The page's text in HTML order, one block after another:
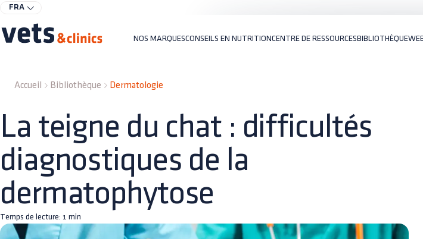
FRA
NOS MARQUESCONSEILS EN NUTRITIONCENTRE DE RESSOURCESBIBLIOTHÈQUE
Accueil Bibliothèque Dermatologie
La teigne du chat : difficultés
diagnostiques de la
dermatophytose
Temps de lecture: 1 min